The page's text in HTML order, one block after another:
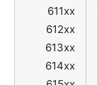
611xx
612xx
613xx
614xx